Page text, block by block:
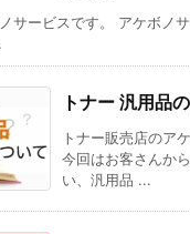
サービスです。 アケボノ
トナー 汎用品
トナー販売店のア
今回はお客さんか
い、汎用品 ...